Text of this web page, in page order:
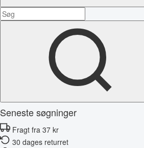
Seneste søgninger
Fragt fra 37 kr
30 dages returret